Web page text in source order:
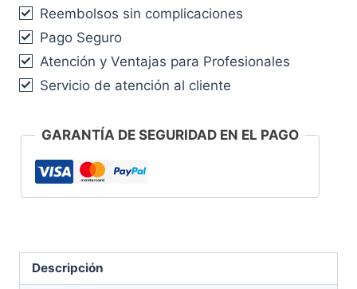
N°3”
–
Suavidad
y
cantidad
Reembolsos sin complicaciones
Pago Seguro
Atención y Ventajas para Profesionales
Servicio de atención al cliente
GARANTÍA DE SEGURIDAD EN EL PAGO
Descripción